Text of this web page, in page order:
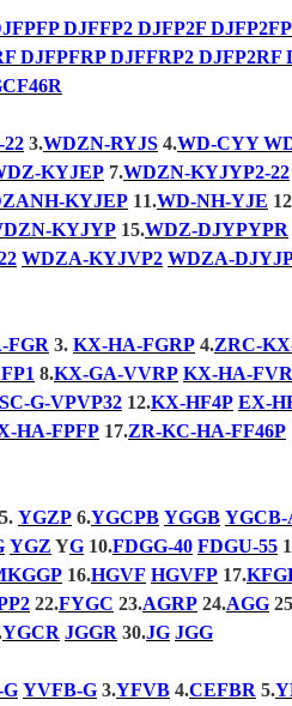
DJFFP2 DJFP2F
DJFPFRP DJFFRP2 DJFP2RF
3.WDZN-RYJS 4.WD-CYY
KYJEP 7.WDZN-KYJYP2-22
KYJEP 11.WD-NH-YJE
KYJYP 15.WDZ-DJYPYPR
WDZA-KYJVP2 WDZA-
FGR 3. KX-HA-FGRP 4.ZRC-
8.KX-GA-VVRP KX-HA-
SC-G-VPVP32 12.KX-HF4P EX-
HA-FPFP 17.ZR-KC-HA-FF46P
5. YGZP 6.YGCPB YGGB YGCB-
YGZ YG 10.FDGG-40 FDGU-55
16.HGVF HGVFP 17.
22.FYGC 23.AGRP 24.AGG
YGCR JGGR 30.JG JGG
YVFB-G 3.YFVB 4.CEFBR 5.